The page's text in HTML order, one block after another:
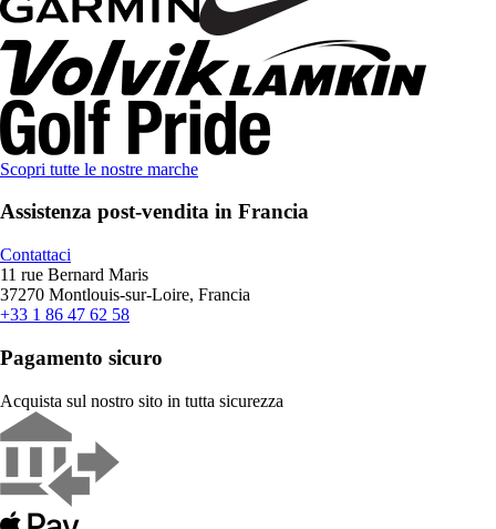
Scopri tutte le nostre marche
Assistenza post-vendita in Francia
Contattaci
11 rue Bernard Maris
37270 Montlouis-sur-Loire, Francia
+33 1 86 47 62 58
Pagamento sicuro
Acquista sul nostro sito in tutta sicurezza